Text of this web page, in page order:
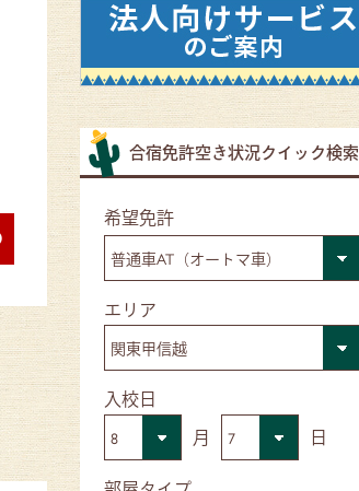
合宿免許空き状況クイック検索
■希望免許
■エリア
■入校日
月
日